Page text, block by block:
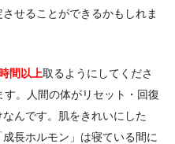
せることができるかもしれま
間以上取るようにしてくださ
。人間の体がリセット・回復
んです。肌をきれいにした
長ホルモン」は寝ている間に